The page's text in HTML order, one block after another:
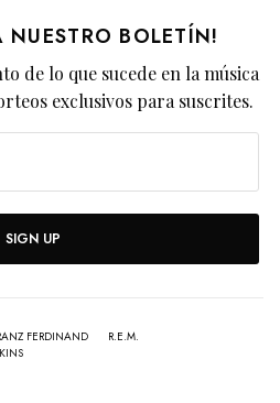
NUESTRO BOLETÍN!
de lo que sucede en la música
exclusivos para suscrites.
SIGN UP
FERDINAND
R.E.M.